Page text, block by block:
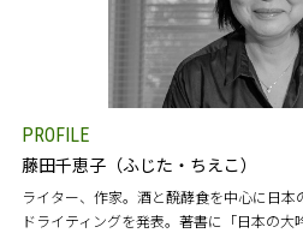
PROFILE
藤田千恵子（ふじた・ちえこ）
ライター、作家。酒と醗酵食を中心に日
ドライティングを発表。著書に「日本の大